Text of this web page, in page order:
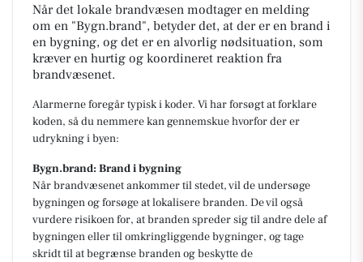
Når det lokale brandvæsen modtager en melding
om en "Bygn.brand", betyder det, at der er en brand i
en bygning, og det er en alvorlig nødsituation, som
kræver en hurtig og koordineret reaktion fra
brandvæsenet.
Alarmerne foregår typisk i koder. Vi har forsøgt at forklare
koden, så du nemmere kan gennemskue hvorfor der er
udrykning i byen:
Bygn.brand: Brand i bygning
Når brandvæsenet ankommer til stedet, vil de undersøge
bygningen og forsøge at lokalisere branden. De vil også
vurdere risikoen for, at branden spreder sig til andre dele af
bygningen eller til omkringliggende bygninger, og tage
skridt til at begrænse branden og beskytte de